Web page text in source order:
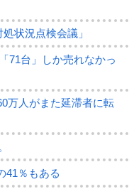
状況点検会議」
71台」しか売れなかっ
万人がまた延滞者に転
41％もある